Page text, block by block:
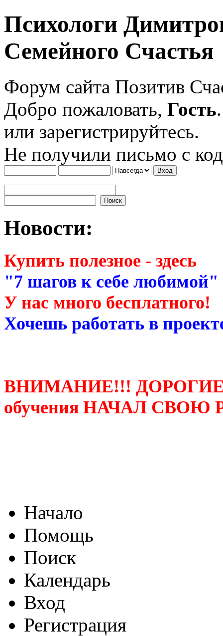
Психологи
Семейного Счастья
Форум сайта Позитив
Добро пожаловать, Гость
или зарегистрируйтесь.
Не получили письмо с
Новости:
Купить полезное - здесь
"7 шагов к себе
У нас много бесплатного!
Хочешь работать в
ВНИМАНИЕ!!!
обучения НАЧАЛ СВОЮ
Начало
Помощь
Поиск
Календарь
Вход
Регистрация